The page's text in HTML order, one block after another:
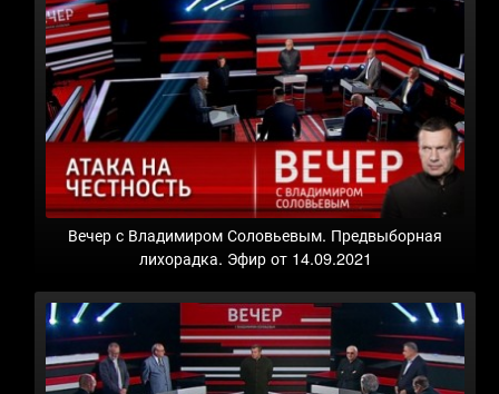
Вечер с Владимиром Соловьевым. Предвыборная
лихорадка. Эфир от 14.09.2021